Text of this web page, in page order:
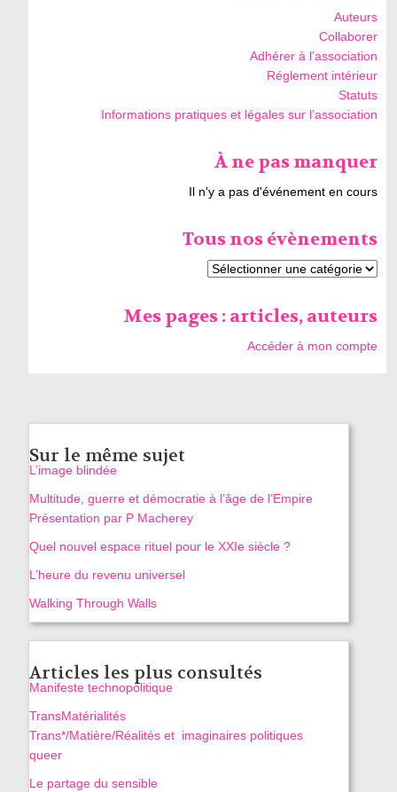
Auteurs
Collaborer
Adhérer à l’association
Réglement intérieur
Statuts
Informations pratiques et légales sur l’association
À ne pas manquer
Il n'y a pas d'événement en cours
Tous nos évènements
Mes pages : articles, auteurs
Accéder à mon compte
Sur le même sujet
L’image blindée
Multitude, guerre et démocratie à l’âge de l’Empire
Présentation par P Macherey
Quel nouvel espace rituel pour le XXIe siècle ?
L’heure du revenu universel
Walking Through Walls
Articles les plus consultés
Manifeste technopolitique
TransMatérialités
Trans*/Matière/Réalités et imaginaires politiques
queer
Le partage du sensible